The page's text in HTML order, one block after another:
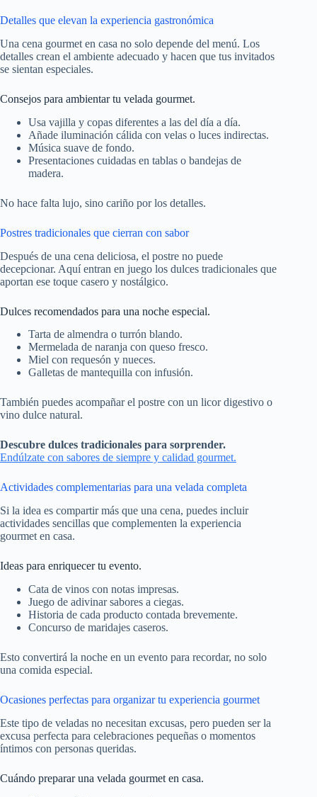
Detalles que elevan la experiencia gastronómica
Una cena gourmet en casa no solo depende del menú. Los
detalles crean el ambiente adecuado y hacen que tus invitados
se sientan especiales.
Consejos para ambientar tu velada gourmet.
Usa vajilla y copas diferentes a las del día a día.
Añade iluminación cálida con velas o luces indirectas.
Música suave de fondo.
Presentaciones cuidadas en tablas o bandejas de
madera.
No hace falta lujo, sino cariño por los detalles.
Postres tradicionales que cierran con sabor
Después de una cena deliciosa, el postre no puede
decepcionar. Aquí entran en juego los dulces tradicionales que
aportan ese toque casero y nostálgico.
Dulces recomendados para una noche especial.
Tarta de almendra o turrón blando.
Mermelada de naranja con queso fresco.
Miel con requesón y nueces.
Galletas de mantequilla con infusión.
También puedes acompañar el postre con un licor digestivo o
vino dulce natural.
Descubre dulces tradicionales para sorprender.
Endúlzate con sabores de siempre y calidad gourmet.
Actividades complementarias para una velada completa
Si la idea es compartir más que una cena, puedes incluir
actividades sencillas que complementen la experiencia
gourmet en casa.
Ideas para enriquecer tu evento.
Cata de vinos con notas impresas.
Juego de adivinar sabores a ciegas.
Historia de cada producto contada brevemente.
Concurso de maridajes caseros.
Esto convertirá la noche en un evento para recordar, no solo
una comida especial.
Ocasiones perfectas para organizar tu experiencia gourmet
Este tipo de veladas no necesitan excusas, pero pueden ser la
excusa perfecta para celebraciones pequeñas o momentos
íntimos con personas queridas.
Cuándo preparar una velada gourmet en casa.